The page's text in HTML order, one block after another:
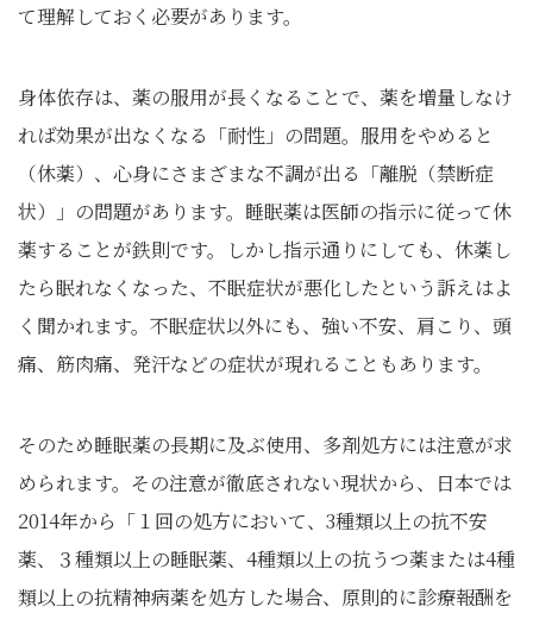
て理解しておく必要があります。
身体依存は、薬の服用が長くなることで、薬を増量しなけ
れば効果が出なくなる「耐性」の問題。服用をやめると
（休薬）、心身にさまざまな不調が出る「離脱（禁断症
状）」の問題があります。睡眠薬は医師の指示に従って休
薬することが鉄則です。しかし指示通りにしても、休薬し
たら眠れなくなった、不眠症状が悪化したという訴えはよ
く聞かれます。不眠症状以外にも、強い不安、肩こり、頭
痛、筋肉痛、発汗などの症状が現れることもあります。
そのため睡眠薬の長期に及ぶ使用、多剤処方には注意が求
められます。その注意が徹底されない現状から、日本では
2014年から「１回の処方において、3種類以上の抗不安
薬、３種類以上の睡眠薬、4種類以上の抗うつ薬または4種
類以上の抗精神病薬を処方した場合、原則的に診療報酬を